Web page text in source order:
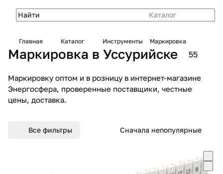
Каталог
Главная Каталог Инструменты Маркировка
Маркировка в Уссурийске 55
Маркировку оптом и в розницу в интернет-магазине
Энергосфера, проверенные поставщики, честные
цены, доставка.
Все фильтры Сначала непопулярные